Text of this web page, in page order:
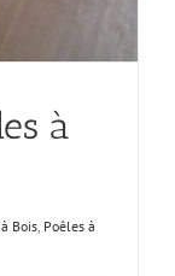
à
Bois, Poêles à